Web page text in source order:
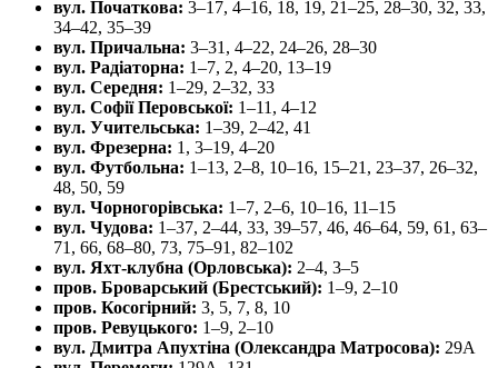
вул. Початкова: 3–17, 4–16, 18, 19, 21–25, 28–30, 32, 33,
34–42, 35–39
вул. Причальна: 3–31, 4–22, 24–26, 28–30
вул. Радіаторна: 1–7, 2, 4–20, 13–19
вул. Середня: 1–29, 2–32, 33
вул. Софії Перовської: 1–11, 4–12
вул. Учительська: 1–39, 2–42, 41
вул. Фрезерна: 1, 3–19, 4–20
вул. Футбольна: 1–13, 2–8, 10–16, 15–21, 23–37, 26–32,
48, 50, 59
вул. Чорногорівська: 1–7, 2–6, 10–16, 11–15
вул. Чудова: 1–37, 2–44, 33, 39–57, 46, 46–64, 59, 61, 63–
71, 66, 68–80, 73, 75–91, 82–102
вул. Яхт-клубна (Орловська): 2–4, 3–5
пров. Броварський (Брестський): 1–9, 2–10
пров. Косогірний: 3, 5, 7, 8, 10
пров. Ревуцького: 1–9, 2–10
вул. Дмитра Апухтіна (Олександра Матросова): 29А